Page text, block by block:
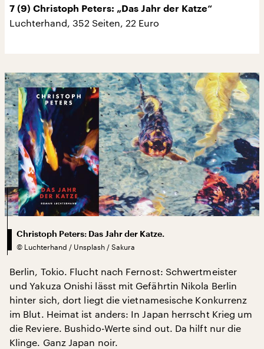
7 (9) Christoph Peters: „Das Jahr der Katze“
Luchterhand, 352 Seiten, 22 Euro
Christoph Peters: Das Jahr der Katze.
© Luchterhand / Unsplash / Sakura
Berlin, Tokio. Flucht nach Fernost: Schwertmeister
und Yakuza Onishi lässt mit Gefährtin Nikola Berlin
hinter sich, dort liegt die vietnamesische Konkurrenz
im Blut. Heimat ist anders: In Japan herrscht Krieg um
die Reviere. Bushido-Werte sind out. Da hilft nur die
Klinge. Ganz Japan noir.